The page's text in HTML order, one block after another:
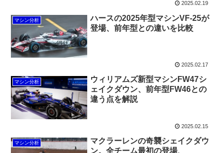
2025.02.19
マシン分析
ハースの2025年型マシンVF-25が
登場、前年型との違いを比較
2025.02.17
マシン分析
ウィリアムズ新型マシンFW47シ
ェイクダウン、前年型FW46との
違う点を解説
2025.02.15
マシン分析
マクラーレンの奇襲シェイクダウ
ン。全チーム最初の登場、